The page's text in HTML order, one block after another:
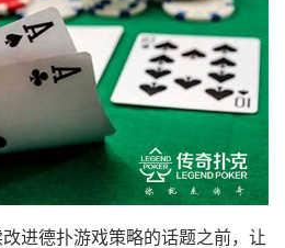
进德扑游戏策略的话题之前，让